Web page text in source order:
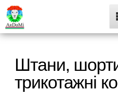
Штани,
трикотажні